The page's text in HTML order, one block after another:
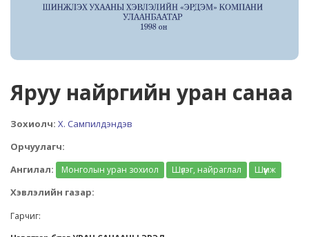
Яруу найргийн уран санаа
Зохиолч: Х. Сампилдэндэв
Орчуулагч:
Ангилал:
Монголын уран зохиол Шүлэг, найраглал Шүүмж
Хэвлэлийн газар:
Гарчиг: